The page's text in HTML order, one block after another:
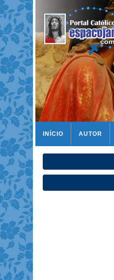
INÍCIO AUTOR